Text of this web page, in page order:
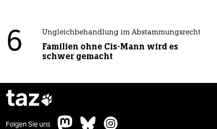
6 Ungleichbehandlung im Abstammungsrecht
Familien ohne Cis-Mann wird es
schwer gemacht
taz
Folgen Sie uns